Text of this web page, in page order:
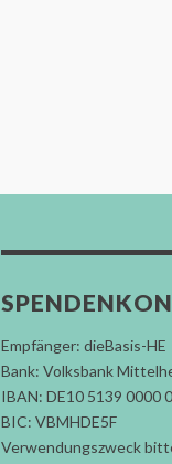
Empfänger: dieBasis-HE
Bank: Volksbank
IBAN: DE10 5139 0000
BIC: VBMHDE5F
Verwendungszweck